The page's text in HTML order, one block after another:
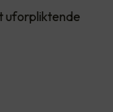
uforpliktende